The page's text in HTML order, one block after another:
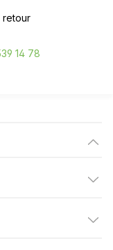
retour
14 78